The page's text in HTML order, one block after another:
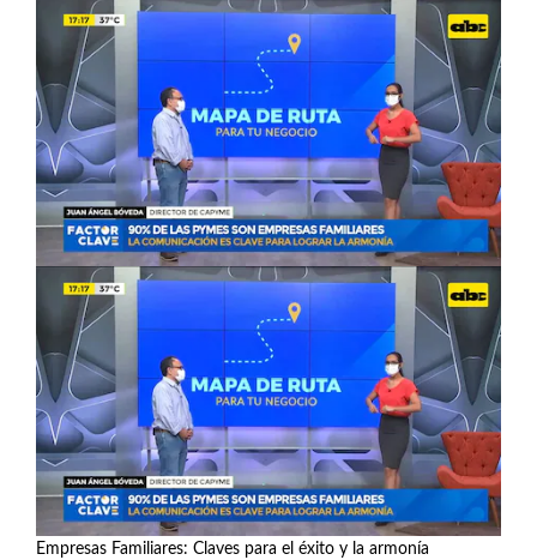
Ver más
Empresas Familiares: Claves para el éxito y la armonía